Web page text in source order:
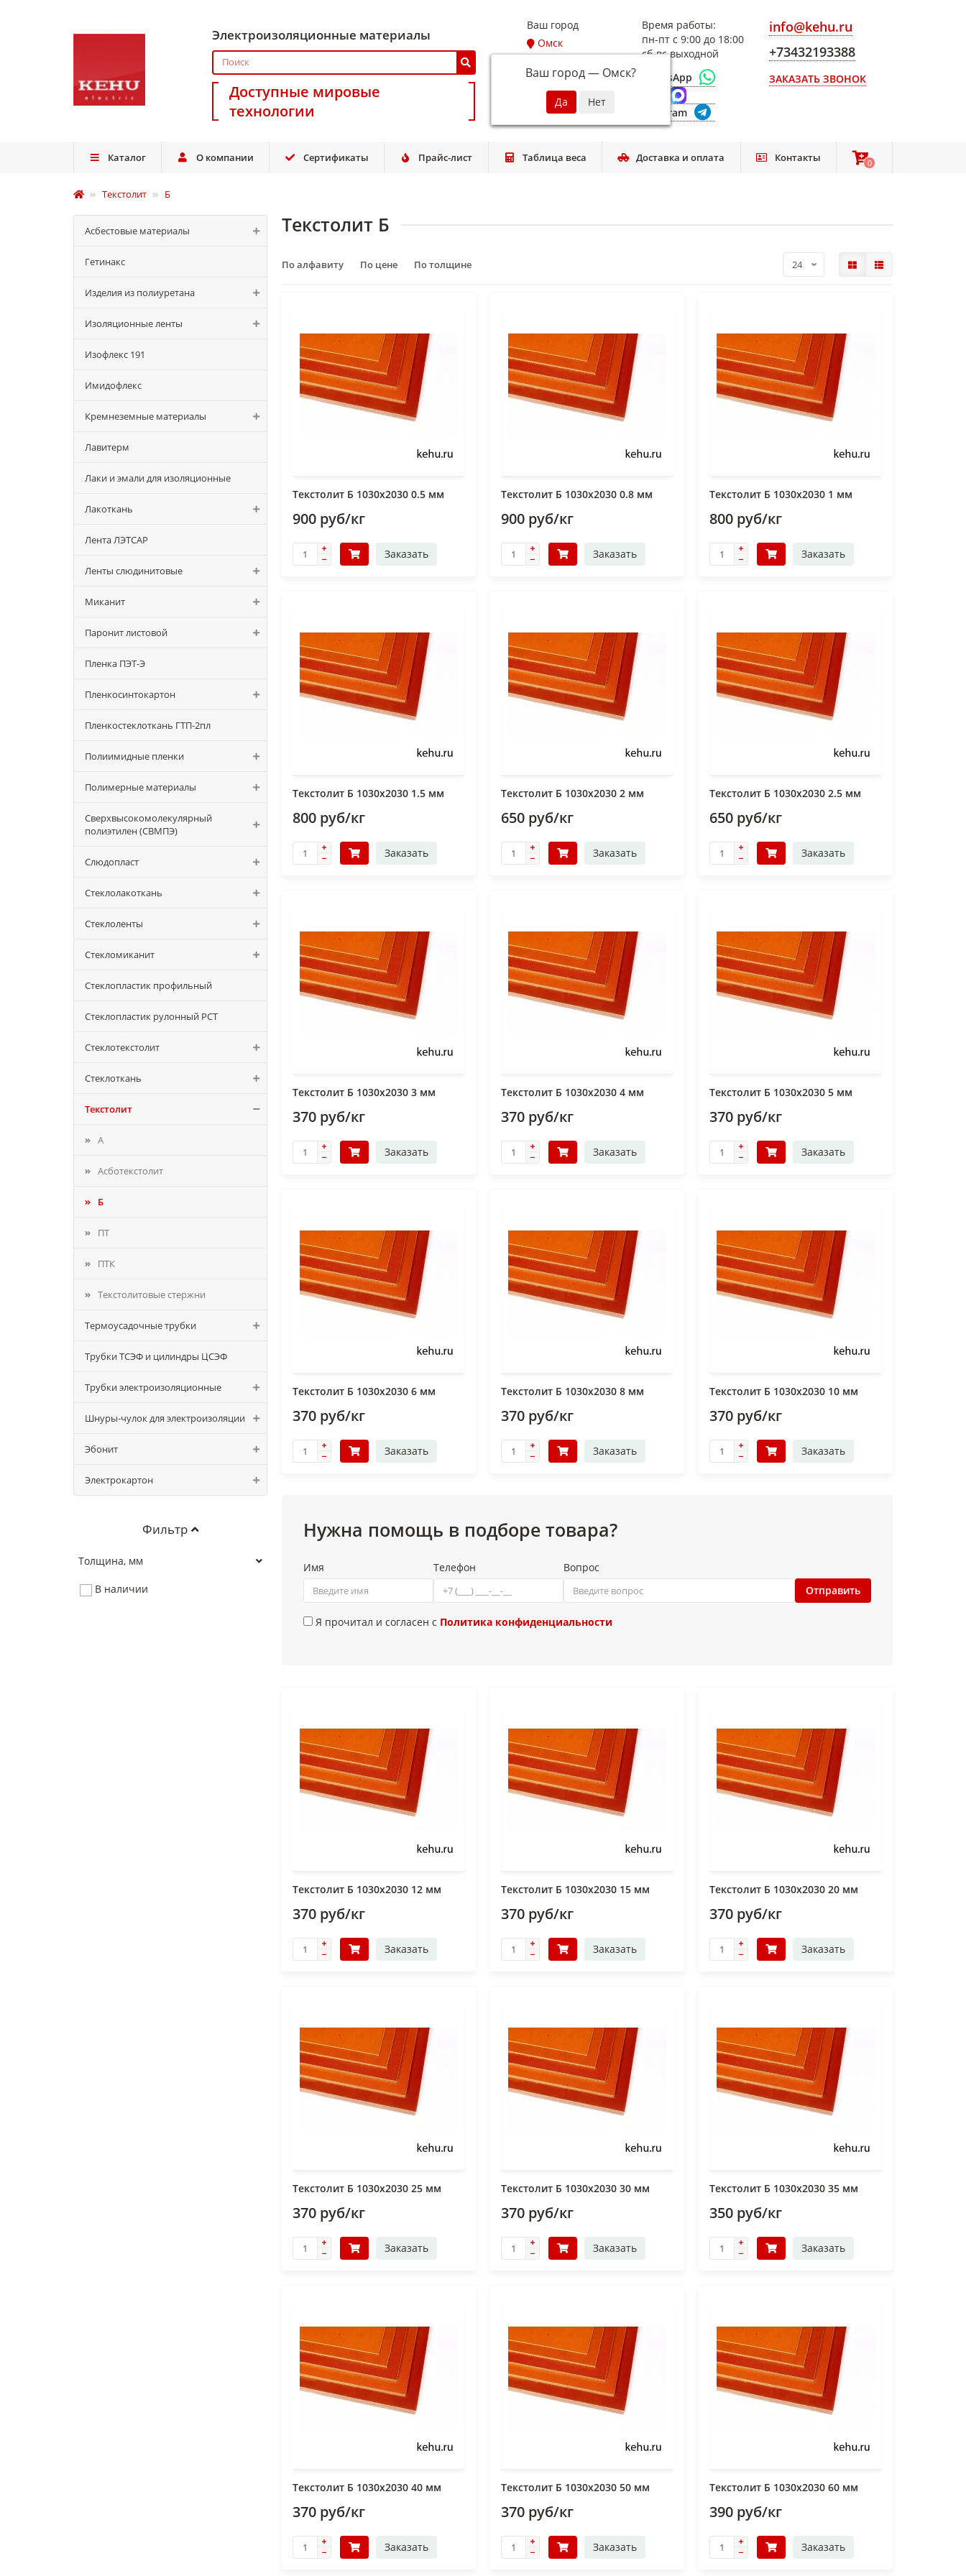
Электроизоляционные материалы
Доступные мировые
технологии
Ваш город
Омск
Ваш город — Омск?
Время работы:
пн-пт с 9:00 до 18:00
сб-вс выходной
WhatsApp
Telegram
info@kehu.ru
+73432193388
ЗАКАЗАТЬ ЗВОНОК
Каталог О компании Сертификаты Прайс-лист Таблица веса Доставка и оплата Контакты 0
0
Текстолит Б
Асбестовые материалы
Гетинакс
Изделия из полиуретана
Изоляционные ленты
Изофлекс 191
Имидофлекс
Кремнеземные материалы
Лавитерм
Лаки и эмали для изоляционные
Лакоткань
Лента ЛЭТСАР
Ленты слюдинитовые
Миканит
Паронит листовой
Пленка ПЭТ-Э
Пленкосинтокартон
Пленкостеклоткань ГТП-2пл
Полиимидные пленки
Полимерные материалы
Сверхвысокомолекулярный
полиэтилен (СВМПЭ)
Слюдопласт
Стеклолакоткань
Стеклоленты
Стекломиканит
Стеклопластик профильный
Стеклопластик рулонный РСТ
Стеклотекстолит
Стеклоткань
Текстолит
А
Асботекстолит
Б
ПТ
ПТК
Текстолитовые стержни
Термоусадочные трубки
Трубки ТСЭФ и цилиндры ЦСЭФ
Трубки электроизоляционные
Шнуры-чулок для электроизоляции
Эбонит
Электрокартон
Фильтр
Толщина, мм
В наличии
Текстолит Б
По алфавиту По цене По толщине
Текстолит Б 1030х2030 0.5 мм
900 руб/кг
Заказать
Текстолит Б 1030х2030 0.8 мм
900 руб/кг
Заказать
Текстолит Б 1030х2030 1 мм
800 руб/кг
Заказать
Текстолит Б 1030х2030 1.5 мм
800 руб/кг
Заказать
Текстолит Б 1030х2030 2 мм
650 руб/кг
Заказать
Текстолит Б 1030х2030 2.5 мм
650 руб/кг
Заказать
Текстолит Б 1030х2030 3 мм
370 руб/кг
Заказать
Текстолит Б 1030х2030 4 мм
370 руб/кг
Заказать
Текстолит Б 1030х2030 5 мм
370 руб/кг
Заказать
Текстолит Б 1030х2030 6 мм
370 руб/кг
Заказать
Текстолит Б 1030х2030 8 мм
370 руб/кг
Заказать
Текстолит Б 1030х2030 10 мм
370 руб/кг
Заказать
Нужна помощь в подборе товара?
Имя Телефон
Вопрос
Отправить
Я прочитал и согласен с Политика конфиденциальности
Текстолит Б 1030х2030 12 мм
370 руб/кг
Заказать
Текстолит Б 1030х2030 15 мм
370 руб/кг
Заказать
Текстолит Б 1030х2030 20 мм
370 руб/кг
Заказать
Текстолит Б 1030х2030 25 мм
370 руб/кг
Заказать
Текстолит Б 1030х2030 30 мм
370 руб/кг
Заказать
Текстолит Б 1030х2030 35 мм
350 руб/кг
Заказать
Текстолит Б 1030х2030 40 мм
370 руб/кг
Заказать
Текстолит Б 1030х2030 50 мм
370 руб/кг
Заказать
Текстолит Б 1030х2030 60 мм
390 руб/кг
Заказать